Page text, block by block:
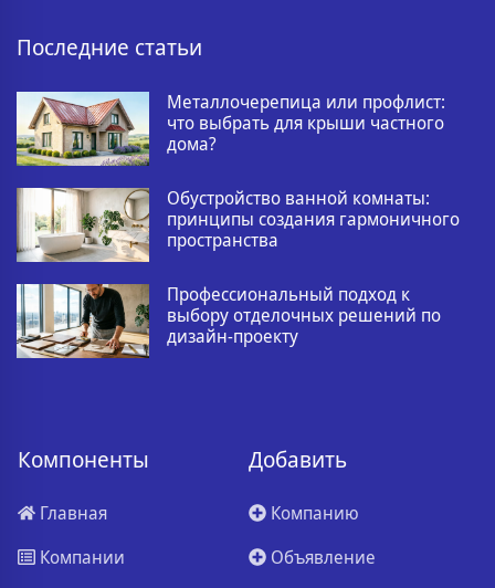
Последние статьи
Металлочерепица или профлист:
что выбрать для крыши частного
дома?
Обустройство ванной комнаты:
принципы создания гармоничного
пространства
Профессиональный подход к
выбору отделочных решений по
дизайн-проекту
Компоненты
Главная
Компании
Добавить
Компанию
Объявление